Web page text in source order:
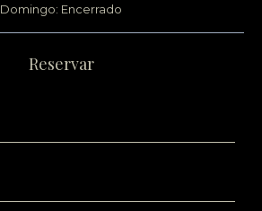
Domingo: Encerrado
Reservar